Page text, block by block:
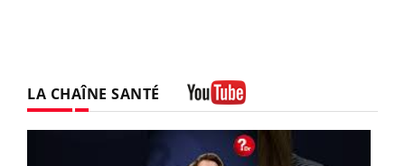
LA CHAÎNE SANTÉ